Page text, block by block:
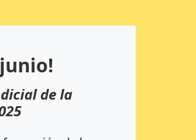
de la